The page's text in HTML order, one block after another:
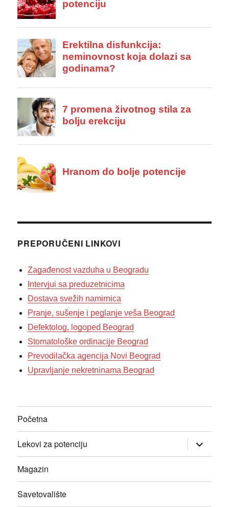
PREPORUČENI LINKOVI
Zagađenost vazduha u Beogradu
Intervjui sa preduzetnicima
Dostava svežih namirnica
Pranje, sušenje i peglanje veša Beograd
Defektolog, logoped Beograd
Stomatološke ordinacije Beograd
Prevodilačka agencija Novi Beograd
Upravljanje nekretninama Beograd
Početna
Lekovi za potenciju
прошири
изборник
дете
Magazin
Savetovalište